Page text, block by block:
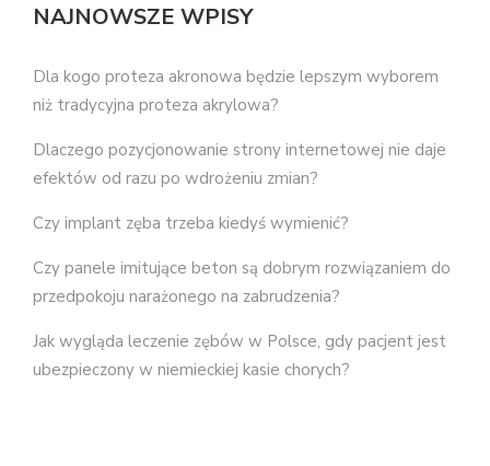
NAJNOWSZE WPISY
Dla kogo proteza akronowa będzie lepszym wyborem
niż tradycyjna proteza akrylowa?
Dlaczego pozycjonowanie strony internetowej nie daje
efektów od razu po wdrożeniu zmian?
Czy implant zęba trzeba kiedyś wymienić?
Czy panele imitujące beton są dobrym rozwiązaniem do
przedpokoju narażonego na zabrudzenia?
Jak wygląda leczenie zębów w Polsce, gdy pacjent jest
ubezpieczony w niemieckiej kasie chorych?